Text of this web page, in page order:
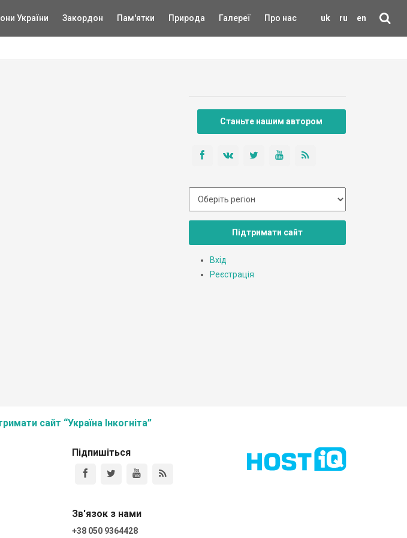
uk ru en
України Закордон Пам'ятки Природа Галереї Про нас
Станьте нашим автором
Підтримати сайт
Вхід
Реєстрація
сайт “Україна Інкогніта”
Підпишіться
Зв'язок з нами
+38 050 9364428